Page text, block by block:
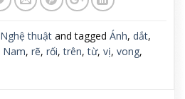
Nghệ thuật and tagged Ánh, dắt,
Nam, rẽ, rối,trên,từ, vị, vong,